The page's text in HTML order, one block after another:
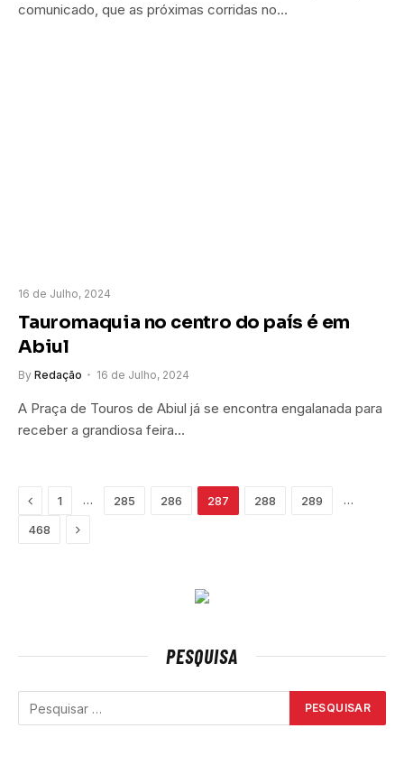
comunicado, que as próximas corridas no…
16 de Julho, 2024
Tauromaquia no centro do país é em
Abiul
By Redação 16 de Julho, 2024
A Praça de Touros de Abiul já se encontra engalanada para
receber a grandiosa feira…
Previous
1 … 285 286 287 288 289 …
468 Next
PESQUISA